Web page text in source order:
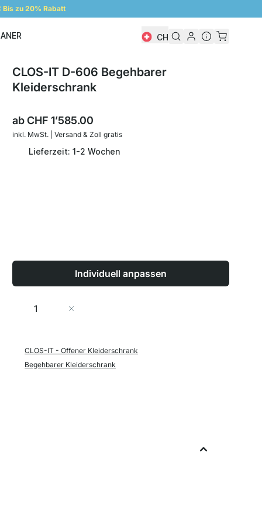
Bis zu 20% Rabatt
CH
CLOS-IT D-606 Begehbarer
Kleiderschrank
abCHF 1’585.00
inkl. MwSt. | Versand & Zoll gratis
Lieferzeit: 1-2 Wochen
Individuell anpassen
Menge
CLOS-IT - Offener Kleiderschrank
Begehbarer Kleiderschrank